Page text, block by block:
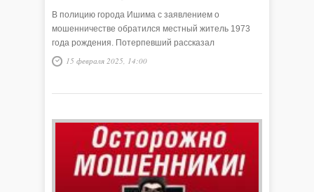
В полицию города Ишима с заявлением о
мошенничестве обратился местный житель 1973
года рождения. Потерпевший рассказал
полицейским, что, желая заработать на
15 февраля 2025, 14:00